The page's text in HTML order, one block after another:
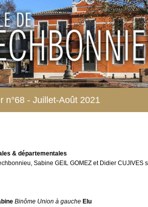
n°68 - Juillet-Août 2021
& départementales
Sabine GEIL GOMEZ et Didier CUJIVES
Binôme Union à gauche Elu